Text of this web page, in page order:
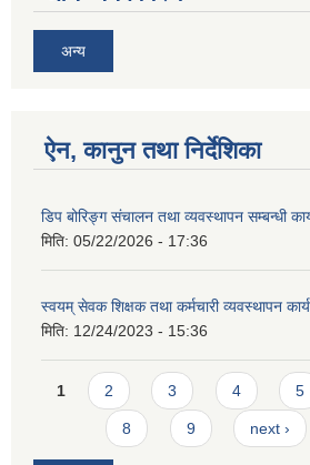
अन्य
ऐन, कानुन तथा निर्देशिका
डिप बोरिङ्ग संचालन तथा व्यवस्थापन सम्बन्धी
मिति: 05/22/2026 - 17:36
स्वयम् सेवक शिक्षक तथा कर्मचारी व्यवस्थापन
मिति: 12/24/2023 - 15:36
Pages
1 2 3 4 5
8 9 next ›